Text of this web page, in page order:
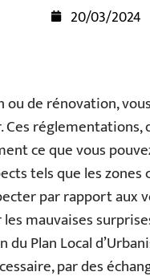
20/03/2024
de rénovation,
réglementations,
ce que vous
tels que les zones
par rapport aux
mauvaises
Plan Local
par des